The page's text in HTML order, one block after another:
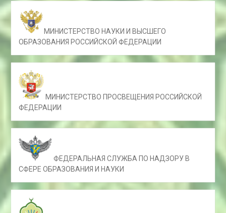
МИНИСТЕРСТВО НАУКИ И ВЫСШЕГО
ОБРАЗОВАНИЯ РОССИЙСКОЙ ФЕДЕРАЦИИ
МИНИСТЕРСТВО ПРОСВЕЩЕНИЯ РОССИЙСКОЙ
ФЕДЕРАЦИИ
ФЕДЕРАЛЬНАЯ СЛУЖБА ПО НАДЗОРУ В
СФЕРЕ ОБРАЗОВАНИЯ И НАУКИ